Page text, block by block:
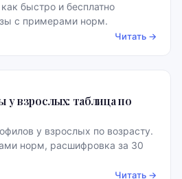
быстро и бесплатно
с примерами норм.
Читать →
взрослых: таблица по
у взрослых по возрасту.
норм, расшифровка за 30
Читать →